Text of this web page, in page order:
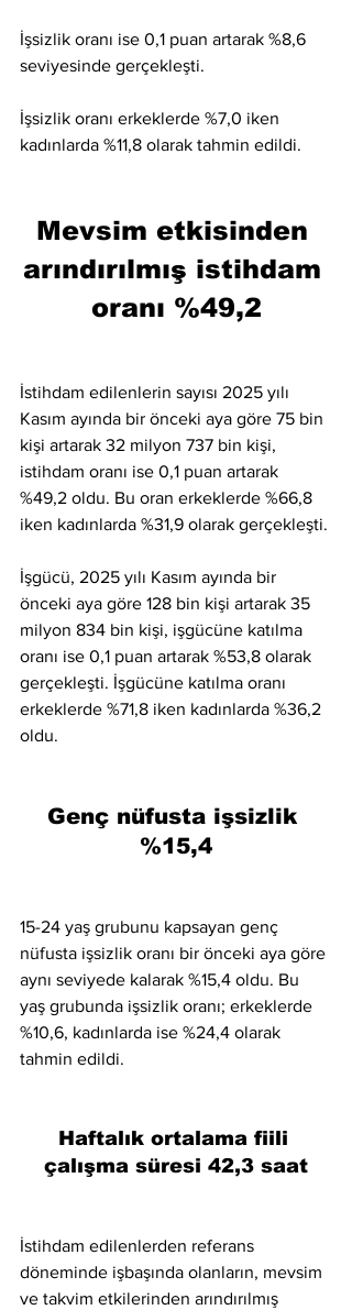
İşsizlik oranı ise 0,1 puan artarak %8,6
seviyesinde gerçekleşti.
İşsizlik oranı erkeklerde %7,0 iken
kadınlarda %11,8 olarak tahmin edildi.
Mevsim etkisinden
arındırılmış istihdam
oranı %49,2
İstihdam edilenlerin sayısı 2025 yılı
Kasım ayında bir önceki aya göre 75 bin
kişi artarak 32 milyon 737 bin kişi,
istihdam oranı ise 0,1 puan artarak
%49,2 oldu. Bu oran erkeklerde %66,8
iken kadınlarda %31,9 olarak gerçekleşti.
İşgücü, 2025 yılı Kasım ayında bir
önceki aya göre 128 bin kişi artarak 35
milyon 834 bin kişi, işgücüne katılma
oranı ise 0,1 puan artarak %53,8 olarak
gerçekleşti. İşgücüne katılma oranı
erkeklerde %71,8 iken kadınlarda %36,2
oldu.
Genç nüfusta işsizlik
%15,4
15-24 yaş grubunu kapsayan genç
nüfusta işsizlik oranı bir önceki aya göre
aynı seviyede kalarak %15,4 oldu. Bu
yaş grubunda işsizlik oranı; erkeklerde
%10,6, kadınlarda ise %24,4 olarak
tahmin edildi.
Haftalık ortalama fiili
çalışma süresi 42,3 saat
İstihdam edilenlerden referans
döneminde işbaşında olanların, mevsim
ve takvim etkilerinden arındırılmış